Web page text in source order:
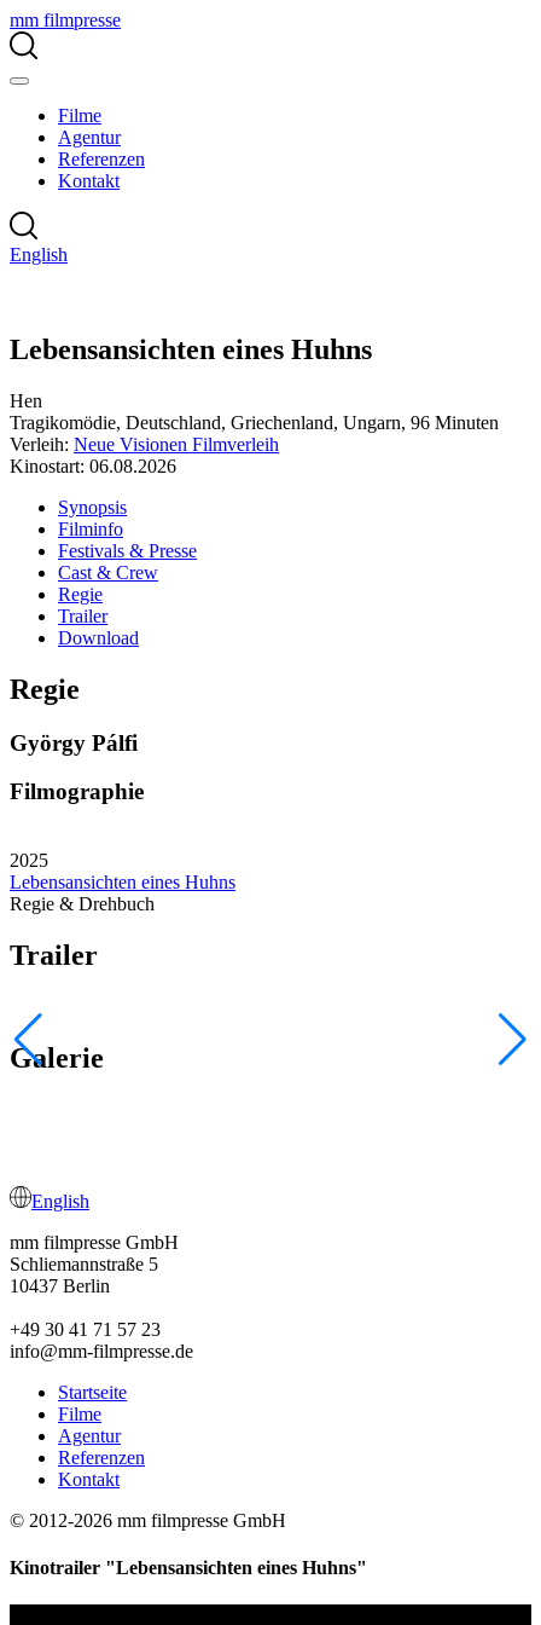
mm filmpresse
Filme
Agentur
Referenzen
Kontakt
English
Lebensansichten eines Huhns
Hen
Tragikomödie, Deutschland, Griechenland, Ungarn, 96 Minuten
Verleih: Neue Visionen Filmverleih
Kinostart: 06.08.2026
Synopsis
Filminfo
Festivals & Presse
Cast & Crew
Regie
Trailer
Download
Regie
György Pálfi
Filmographie
2025
Lebensansichten eines Huhns
Regie & Drehbuch
Trailer
Galerie
English
mm filmpresse GmbH
Schliemannstraße 5
10437 Berlin
+49 30 41 71 57 23
info@mm-filmpresse.de
Startseite
Filme
Agentur
Referenzen
Kontakt
© 2012-2026 mm filmpresse GmbH
Kinotrailer "Lebensansichten eines Huhns"